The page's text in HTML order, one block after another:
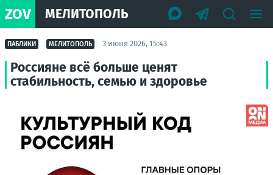
ZOV МЕЛИТОПОЛЬ
ПАБЛИКИ МЕЛИТОПОЛЬ 3 июня 2026, 15:43
Россияне всё больше ценят
стабильность, семью и здоровье